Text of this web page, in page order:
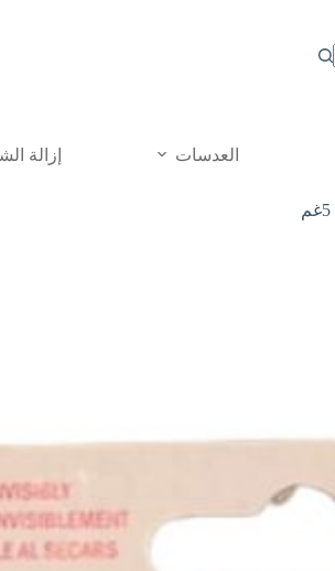
العدسات إزالة